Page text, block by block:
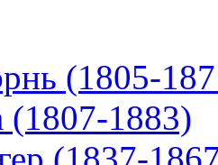
(1805-
1883)